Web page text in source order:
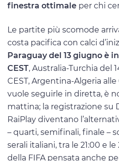
finestra ottimale per chi
Le partite più scomode
costa pacifica con calci
Paraguay del 13 giugno è
CEST, Australia-Turchia del
CEST, Argentina-Algeria alle
vuole seguirle in diretta, è
mattina; la registrazione su
RaiPlay diventano
– quarti, semifinali, finale –
serali italiani, tra le 21:00 e le
della FIFA pensata anche